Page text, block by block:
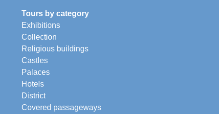
Tours by category
Exhibitions
Collection
Religious buildings
Castles
Palaces
Hotels
District
Covered passageways